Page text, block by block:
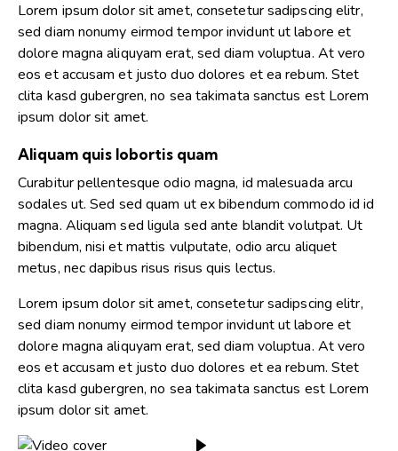
Lorem ipsum dolor sit amet, consetetur sadipscing elitr,
sed diam nonumy eirmod tempor invidunt ut labore et
dolore magna aliquyam erat, sed diam voluptua. At vero
eos et accusam et justo duo dolores et ea rebum. Stet
clita kasd gubergren, no sea takimata sanctus est Lorem
ipsum dolor sit amet.
Aliquam quis lobortis quam
Curabitur pellentesque odio magna, id malesuada arcu
sodales ut. Sed sed quam ut ex bibendum commodo id id
magna. Aliquam sed ligula sed ante blandit volutpat. Ut
bibendum, nisi et mattis vulputate, odio arcu aliquet
metus, nec dapibus risus risus quis lectus.
Lorem ipsum dolor sit amet, consetetur sadipscing elitr,
sed diam nonumy eirmod tempor invidunt ut labore et
dolore magna aliquyam erat, sed diam voluptua. At vero
eos et accusam et justo duo dolores et ea rebum. Stet
clita kasd gubergren, no sea takimata sanctus est Lorem
ipsum dolor sit amet.